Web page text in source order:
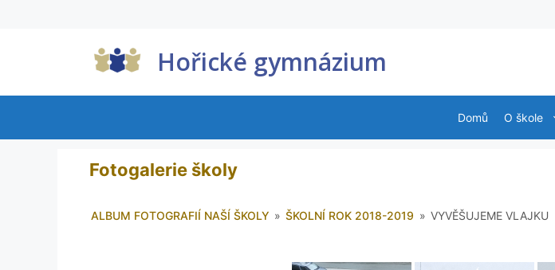
Hořické gymnázium
Domů O škole
Fotogalerie školy
ALBUM FOTOGRAFIÍ NAŠÍ ŠKOLY » ŠKOLNÍ ROK 2018-2019 » VYVĚŠUJEME VLAJKU